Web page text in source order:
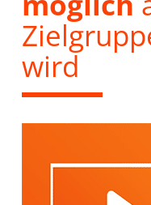
wird